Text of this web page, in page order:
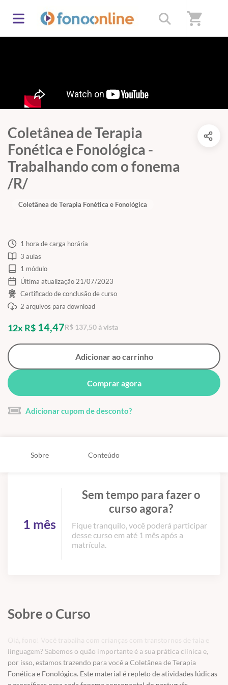
shopping_cart
Coletânea de Terapia
Fonética e Fonológica -
Trabalhando com o fonema
/R/
Coletânea de Terapia Fonética e Fonológica
1 hora de carga horária
3 aulas
1 módulo
Última atualização 21/07/2023
Certificado de conclusão de curso
2 arquivos para download
12x R$ 14,47R$ 137,50 à vista
Adicionar ao carrinho
Comprar agora
Adicionar cupom de desconto?
Sobre Conteúdo
1 mês
Sem tempo para fazer o
curso agora?
Fique tranquilo, você poderá participar
desse curso em até 1 mês após a
matrícula.
Sobre o Curso
Olá, fono! Você trabalha com crianças com transtornos de fala e
linguagem? Sabemos o quão importante é a sua prática clínica e,
por isso, estamos trazendo para você a Coletânea de Terapia
Fonética e Fonológica. Este material é repleto de atividades lúdicas